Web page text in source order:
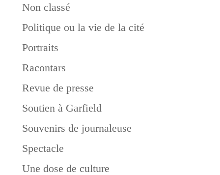
Non classé
Politique ou la vie de la cité
Portraits
Racontars
Revue de presse
Soutien à Garfield
Souvenirs de journaleuse
Spectacle
Une dose de culture